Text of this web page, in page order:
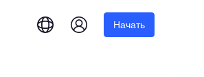
Начать